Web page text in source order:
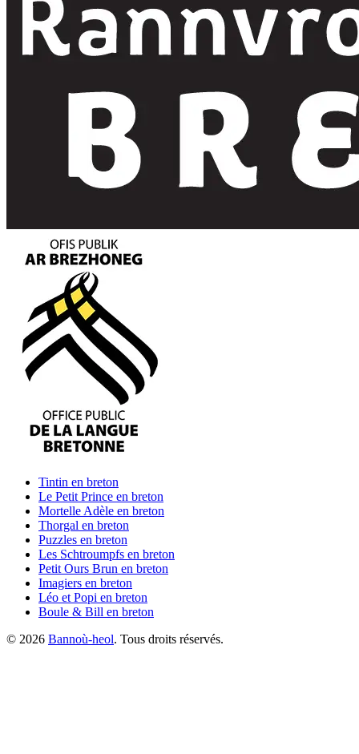
Tintin en breton
Le Petit Prince en breton
Mortelle Adèle en breton
Thorgal en breton
Puzzles en breton
Les Schtroumpfs en breton
Petit Ours Brun en breton
Imagiers en breton
Léo et Popi en breton
Boule & Bill en breton
© 2026 Bannoù-heol. Tous droits réservés.